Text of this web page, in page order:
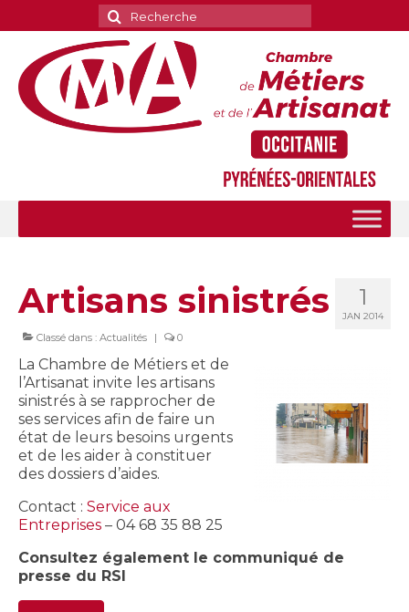
Rechercher
:
1
JAN 2014
Artisans sinistrés
Classé dans : Actualités | 0
La Chambre de Métiers et de
l’Artisanat invite les artisans
sinistrés à se rapprocher de
ses services afin de faire un
état de leurs besoins urgents
et de les aider à constituer
des dossiers d’aides.
Contact : Service aux
Entreprises – 04 68 35 88 25
Consultez également le communiqué de
presse du RSI